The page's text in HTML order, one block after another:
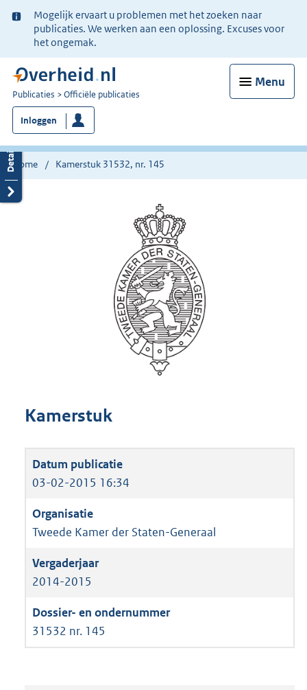
Ter
informatie:
Mogelijk ervaart u problemen met het zoeken naar
publicaties. We werken aan een oplossing. Excuses voor
het ongemak.
Menu
U
bent
nu
hier:
Publicaties Officiële publicaties
Inloggen
Home Kamerstuk 31532, nr. 145
Kamerstuk
03-02-2015 16:34
Tweede Kamer der Staten-Generaal
2014-2015
31532 nr. 145